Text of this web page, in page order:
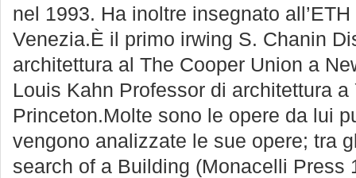
nel 1993. Ha inoltre insegnato
Venezia.È il primo irwing S. Chanin
architettura al The Cooper Union a
Louis Kahn Professor di architettura
Princeton.Molte sono le opere da lui
vengono analizzate le sue opere; tra
search of a Building (Monacelli Press